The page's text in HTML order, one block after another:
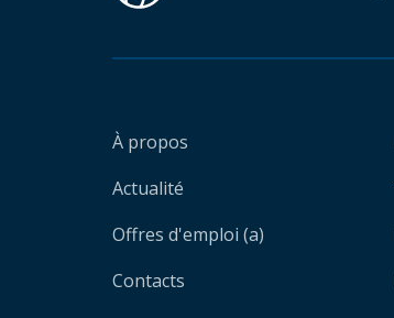
À propos
Actualité
Offres d'emploi (a)
Contacts